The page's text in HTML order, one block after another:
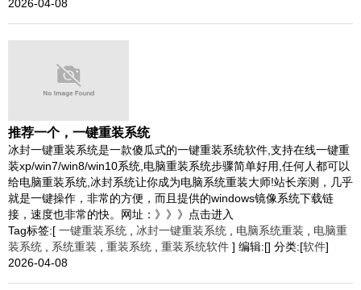
2026-04-08
推荐一个，一键重装系统
冰封一键重装系统是一款傻瓜式的一键重装系统软件,支持在线一键重
装xp/win7/win8/win10系统,电脑重装系统步骤简单好用,任何人都可以
给电脑重装系统,冰封系统让你成为电脑系统重装大师!站长亲测，几乎
就是一键操作，非常的方便，而且提供的windows镜像系统下载链
接，速度也非常的快。网址：》》》点击进入
Tag标签:[ 一键重装系统 冰封一键重装系统 电脑系统重装
电脑重
装系统
系统重装 重装系统 重装系统软件 ] 编辑:[] 分类:[软件]
2026-04-08